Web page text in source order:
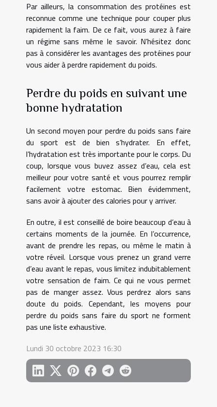
Par ailleurs, la consommation des protéines est
reconnue comme une technique pour couper plus
rapidement la faim. De ce fait, vous aurez à faire
un régime sans même le savoir. N’hésitez donc
pas à considérer les avantages des protéines pour
vous aider à perdre rapidement du poids.
Perdre du poids en suivant une
bonne hydratation
Un second moyen pour perdre du poids sans faire
du sport est de bien s’hydrater. En effet,
l’hydratation est très importante pour le corps. Du
coup, lorsque vous buvez assez d’eau, cela est
meilleur pour votre santé et vous pourrez remplir
facilement votre estomac. Bien évidemment,
sans avoir à ajouter des calories pour y arriver.
En outre, il est conseillé de boire beaucoup d’eau à
certains moments de la journée. En l’occurrence,
avant de prendre les repas, ou même le matin à
votre réveil. Lorsque vous prenez un grand verre
d’eau avant le repas, vous limitez indubitablement
votre sensation de faim. Ce qui ne vous permet
pas de manger assez. Vous perdrez alors sans
doute du poids. Cependant, les moyens pour
perdre du poids sans faire du sport ne forment
pas une liste exhaustive.
Lundi 30 octobre 2023 16:30